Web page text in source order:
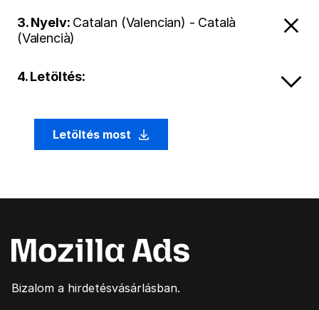
3. Nyelv: Catalan (Valencian) - Català
(Valencià)
4. Letöltés:
Letöltés most
Bizalom a hirdetésvásárlásban.